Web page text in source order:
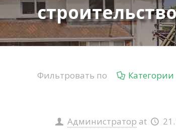
Фильтровать по Категории
Администратор at